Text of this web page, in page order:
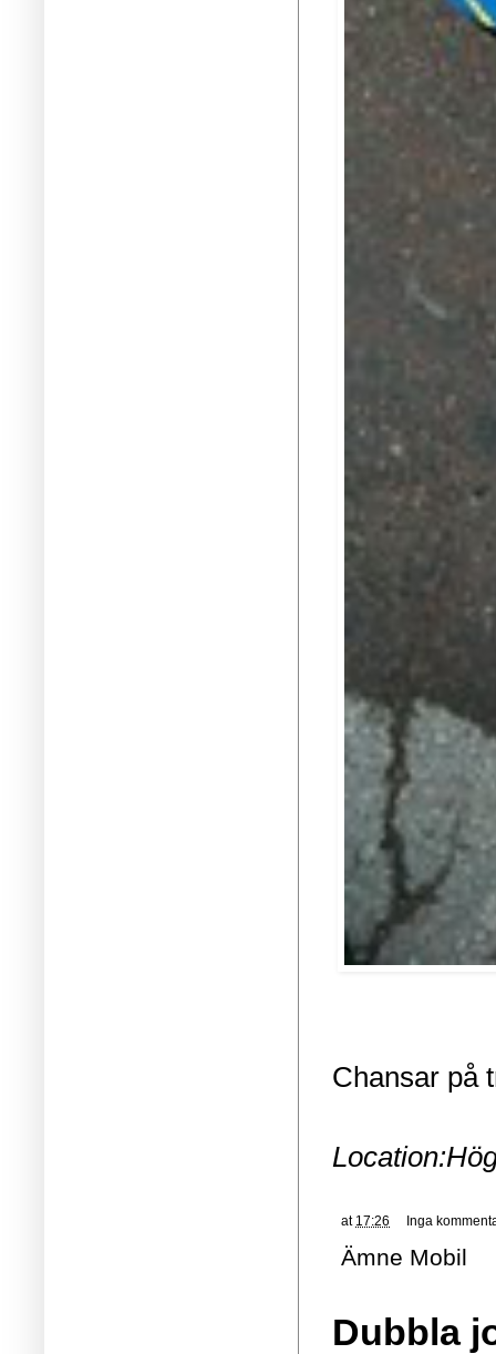
Chansar på
Location:
at 17:26 Inga
Ämne Mobil
Dubbla